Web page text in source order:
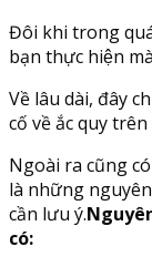
Đôi khi trong
bạn thực hiện
Về lâu dài, đây
cố về ắc quy
Ngoài ra cũng
là những
cần lưu ý.
có: